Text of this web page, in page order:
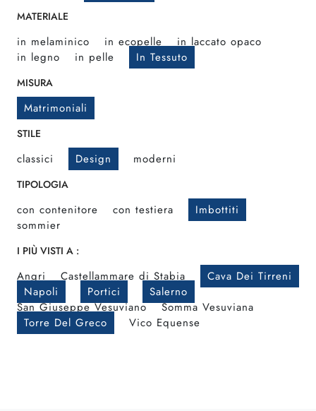
MATERIALE
in melaminico in ecopelle
in laccato opaco
in legno
in pelle In Tessuto
MISURA
Matrimoniali
STILE
classici Design moderni
TIPOLOGIA
con contenitore con testiera
Imbottiti
sommier
I PIÙ VISTI A :
Angri Castellammare di Stabia
Cava Dei Tirreni
Napoli
Portici
Salerno
San Giuseppe Vesuviano
Somma Vesuviana
Torre Del Greco
Vico Equense